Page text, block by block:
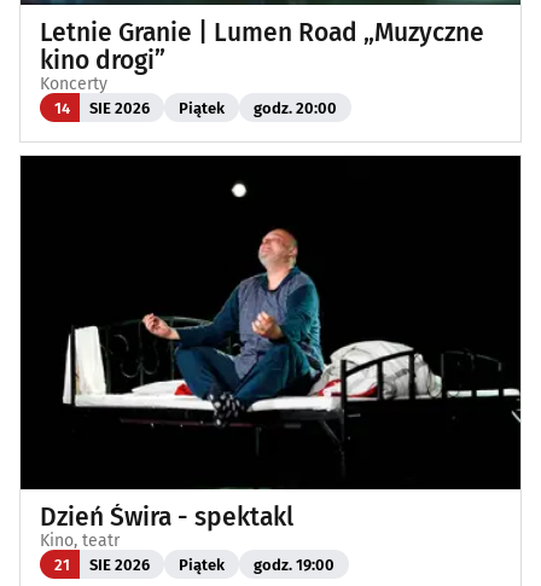
Letnie Granie | Lumen Road „Muzyczne
kino drogi”
Koncerty
14 SIE 2026 Piątek godz. 20:00
Dzień Świra - spektakl
Kino, teatr
21 SIE 2026 Piątek godz. 19:00